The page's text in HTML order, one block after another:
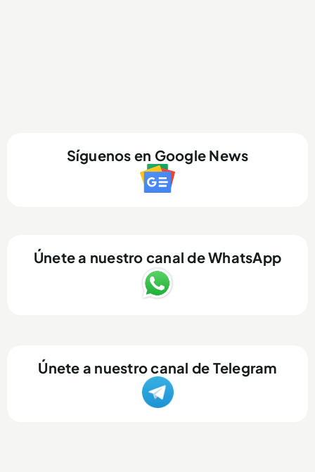
Síguenos en Google News
Únete a nuestro canal de WhatsApp
Únete a nuestro canal de Telegram